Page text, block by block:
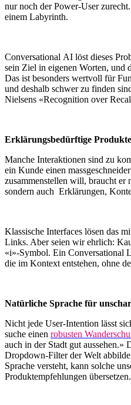
nur noch der Power-User
einem Labyrinth.
Conversational AI löst dieses
sein Ziel in eigenen Worten, und
Das ist besonders wertvoll für
und deshalb schwer zu finden
Nielsens «Recognition over
Erklärungsbedürftige Produkte
Manche Interaktionen sind zu
ein Kunde einen
zusammenstellen will, braucht er
sondern auch Erklärungen,
Klassische Interfaces lösen das
Links. Aber seien wir ehrlich:
«i»-Symbol. Ein Conversational
die im Kontext entstehen, ohne
Natürliche Sprache für
Nicht jede User-Intention lässt
suche einen robusten
auch in der Stadt gut aussehen.»
Dropdown-Filter der Welt
Sprache versteht, kann solche
Produktempfehlungen übersetzen.